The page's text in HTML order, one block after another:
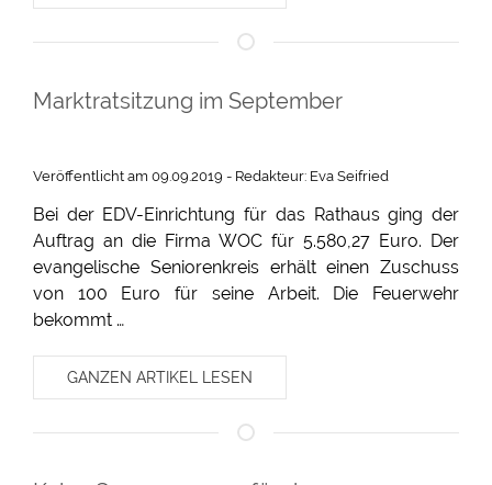
Marktratsitzung im September
Veröffentlicht am 09.09.2019 - Redakteur: Eva Seifried
Bei der EDV-Einrichtung für das Rathaus ging der
Auftrag an die Firma WOC für 5.580,27 Euro. Der
evangelische Seniorenkreis erhält einen Zuschuss
von 100 Euro für seine Arbeit. Die Feuerwehr
bekommt …
GANZEN ARTIKEL LESEN